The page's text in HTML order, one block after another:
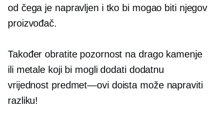
od čega je napravljen i tko bi mogao biti njegov
proizvođač.
Također obratite pozornost na drago kamenje
ili metale koji bi mogli dodati dodatnu
vrijednost predmet—ovidoista može napraviti
razliku!